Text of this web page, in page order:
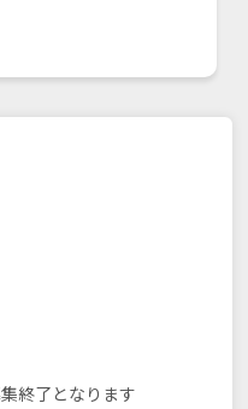
終了となります